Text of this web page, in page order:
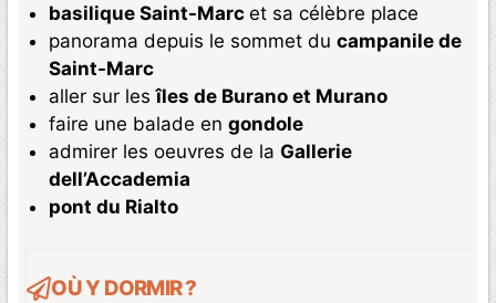
basilique Saint-Marc et sa célèbre place
panorama depuis le sommet du campanile de
Saint-Marc
aller sur lesîles de Burano et Murano
faire une balade en gondole
admirer les oeuvres de la Gallerie
dell’Accademia
pont du Rialto
OÙ Y DORMIR ?